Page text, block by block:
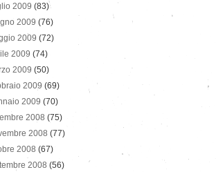
2009 (83)
2009 (76)
2009 (72)
2009 (74)
2009 (50)
2009 (69)
2009 (70)
2008 (75)
2008 (77)
2008 (67)
2008 (56)